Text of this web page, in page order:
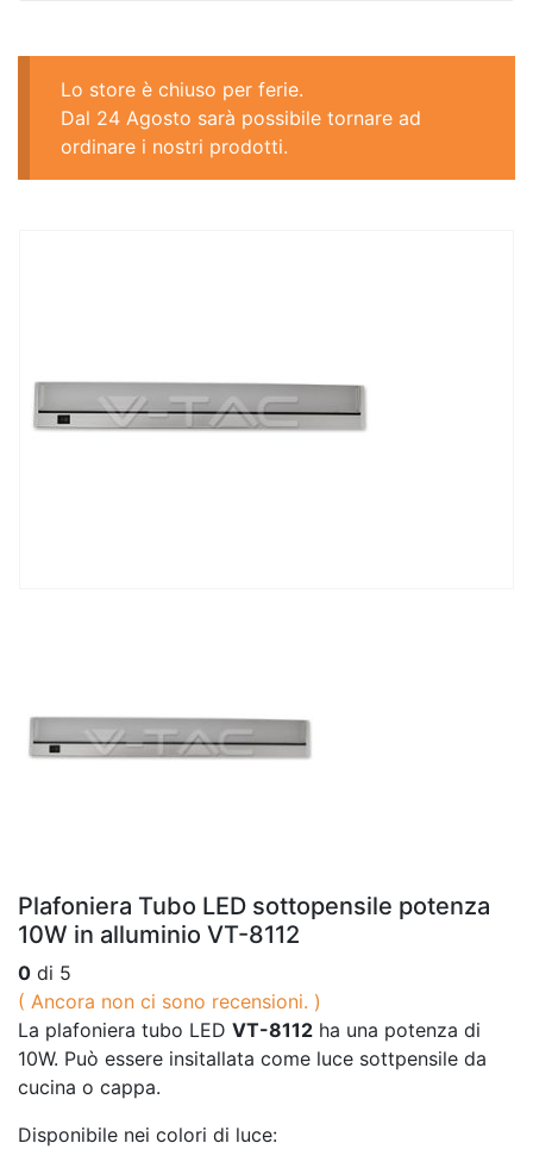
Lo store è chiuso per ferie.
Dal 24 Agosto sarà possibile tornare ad
ordinare i nostri prodotti.
Plafoniera Tubo LED sottopensile potenza
10W in alluminio VT-8112
0 di 5
( Ancora non ci sono recensioni. )
La plafoniera tubo LED VT-8112 ha una potenza di
10W. Può essere insitallata come luce sottpensile da
cucina o cappa.
Disponibile nei colori di luce: